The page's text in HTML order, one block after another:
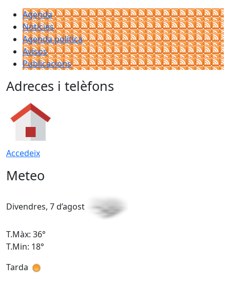
Agenda
Notícies
Agenda política
Avisos
Publicacions
Adreces i telèfons
Accedeix
Meteo
Divendres, 7 d’agost
T.Màx: 36°
T.Min: 18°
Tarda